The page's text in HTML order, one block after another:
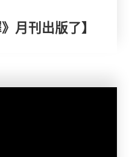
月刊出版了】